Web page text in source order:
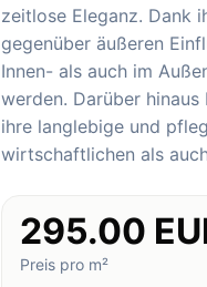
zeitlose Eleganz. Dank
gegenüber äußeren
Innen- als auch im
werden. Darüber
ihre langlebige und
wirtschaftlichen als
295.00
Preis pro m²